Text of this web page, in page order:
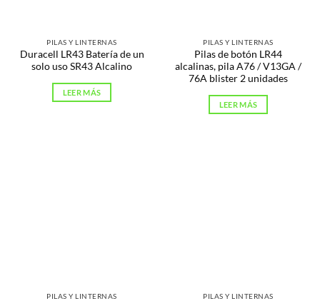
PILAS Y LINTERNAS
Duracell LR43 Batería de un
solo uso SR43 Alcalino
LEER MÁS
PILAS Y LINTERNAS
Pilas de botón LR44
alcalinas, pila A76 / V13GA /
76A blister 2 unidades
LEER MÁS
PILAS Y LINTERNAS PILAS Y LINTERNAS